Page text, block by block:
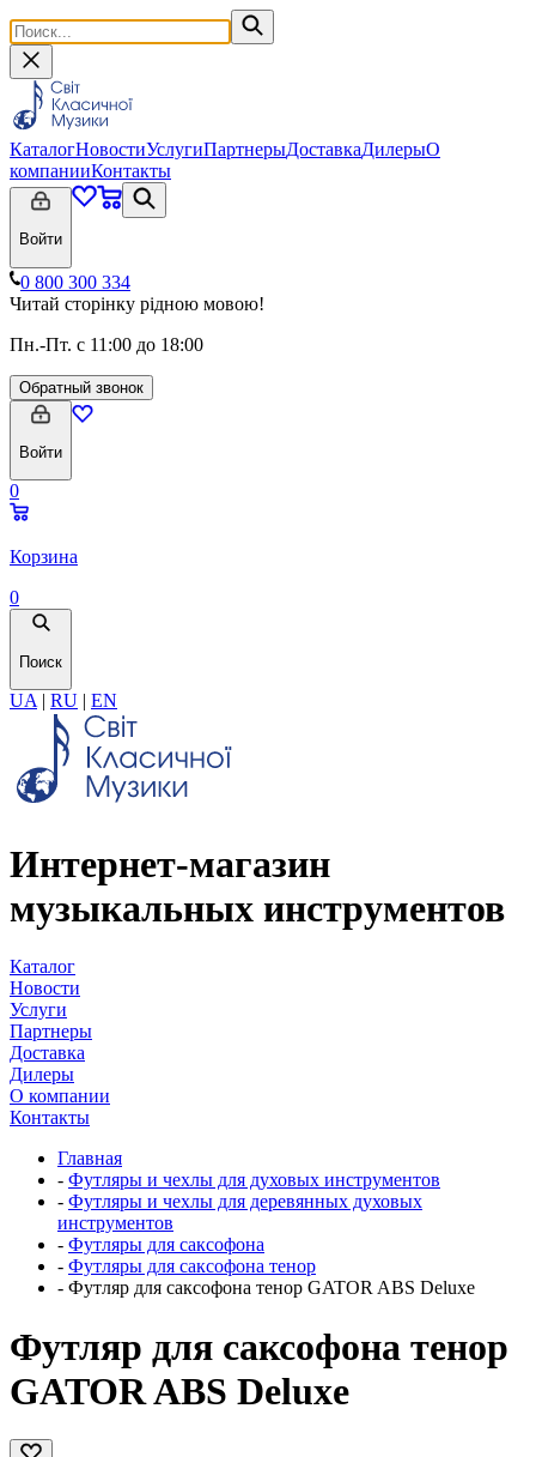
КаталогНовостиУслугиПартнерыДоставкаДилерыО
компанииКонтакты
Войти
0 800 300 334
Читай сторінку рідною мовою!
Пн.-Пт. с 11:00 до 18:00
Обратный звонок
Войти
0
Корзина
0
Поиск
UA | RU | EN
Интернет-магазин
музыкальных инструментов
Каталог
Новости
Услуги
Партнеры
Доставка
Дилеры
О компании
Контакты
Главная
- Футляры и чехлы для духовых инструментов
- Футляры и чехлы для деревянных духовых
инструментов
- Футляры для саксофона
- Футляры для саксофона тенор
- Футляр для саксофона тенор GATOR ABS Deluxe
Футляр для саксофона тенор
GATOR ABS Deluxe